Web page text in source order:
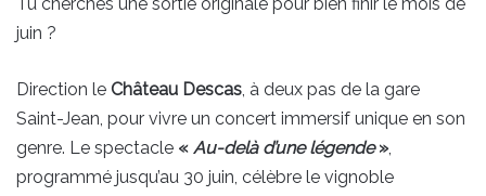
juin ?
Direction le Château Descas , à deux pas de la gare
Saint-Jean, pour vivre un concert immersif unique en son
genre. Le spectacle « Au-delà d’une légende»,
programmé jusqu’au 30 juin, célèbre le vignoble